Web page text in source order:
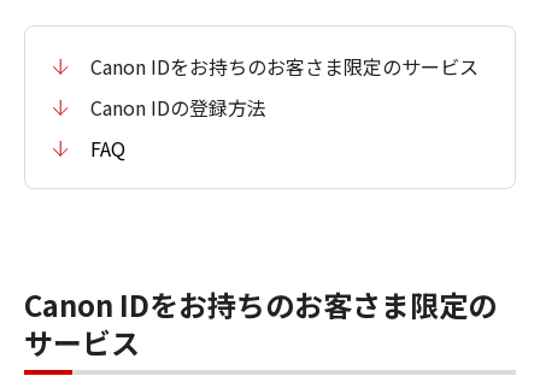
Canon IDをお持ちのお客さま限定のサービス
Canon IDの登録方法
FAQ
Canon IDをお持ちのお客さま限定の
サービス